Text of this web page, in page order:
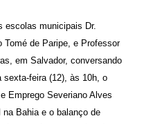
escolas municipais Dr.
de Paripe, e Professor
em Salvador, conversando
feira (12), às 10h, o
Emprego Severiano Alves
Bahia e o balanço de